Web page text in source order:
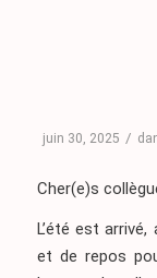
juin 30, 2025 /
Cher(e)s
L’été est
et de repos